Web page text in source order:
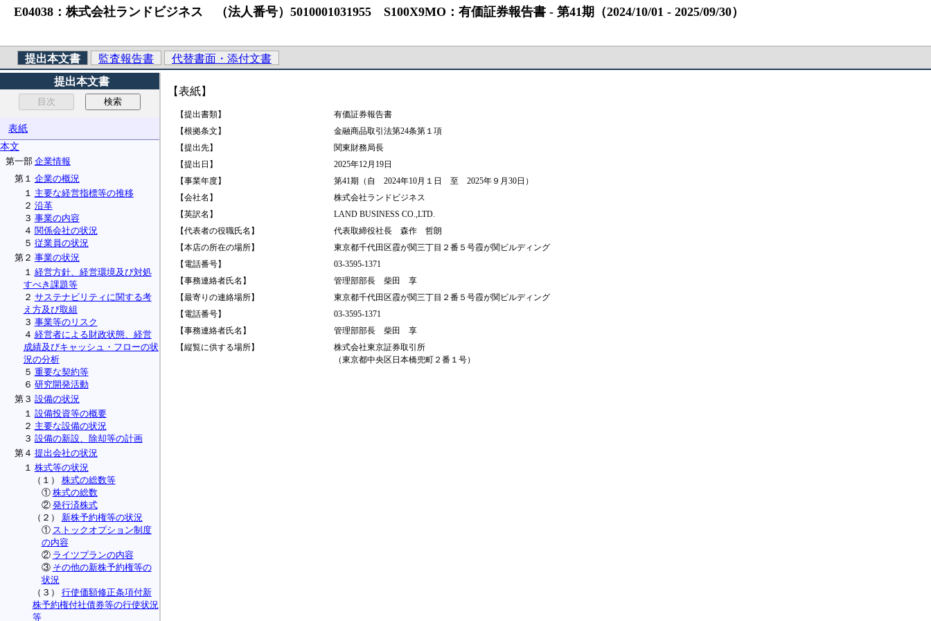
E04038：株式会社ランドビジネス （法人番号）5010001031955 S100X9MO：有価証券報告書 ‐ 第41期（2024/10/01 ‐ 2025/09/30）
提出本文書 監査報告書
代替書面・添付文書
提出本文書